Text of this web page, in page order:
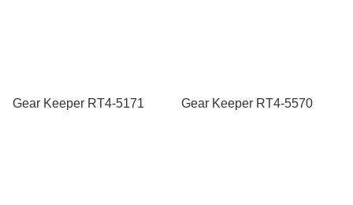
Gear Keeper RT4-5171 Gear Keeper RT4-5570